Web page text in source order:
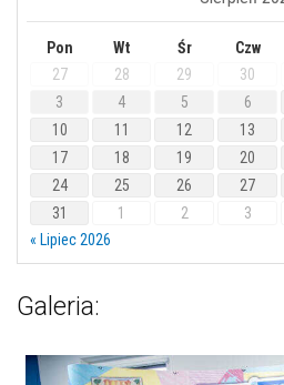
Pon Wt Śr Czw
27
28 29 30
3
4 5 6
10
11 12 13
17
18 19 20
24
25 26 27
31
1 2 3
« Lipiec 2026
Galeria: